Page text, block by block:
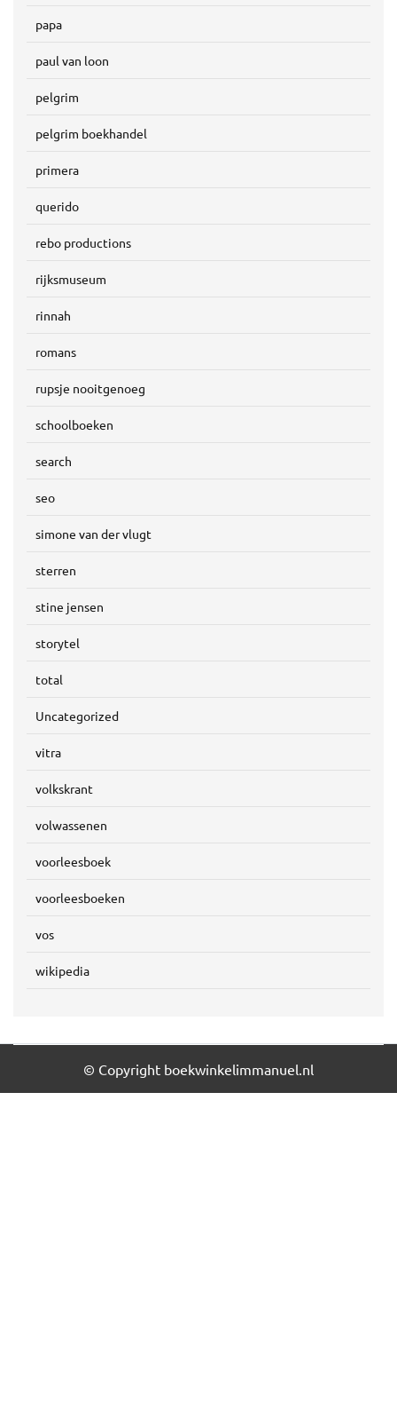
papa
paul van loon
pelgrim
pelgrim boekhandel
primera
querido
rebo productions
rijksmuseum
rinnah
romans
rupsje nooitgenoeg
schoolboeken
search
seo
simone van der vlugt
sterren
stine jensen
storytel
total
Uncategorized
vitra
volkskrant
volwassenen
voorleesboek
voorleesboeken
vos
wikipedia
© Copyright boekwinkelimmanuel.nl